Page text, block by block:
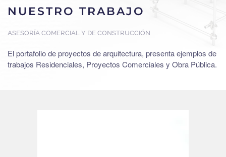
NUESTRO TRABAJO
ASESORÍA COMERCIAL Y DE CONSTRUCCIÓN
El portafolio de proyectos de arquitectura, presenta ejemplos de
trabajos Residenciales, Proyectos Comerciales y Obra Pública.